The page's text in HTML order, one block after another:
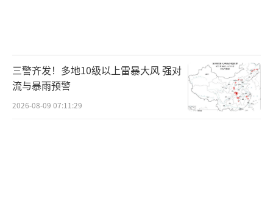
三警齐发！多地10级以上雷暴大风 强对
流与暴雨预警
2026-08-09 07:11:29